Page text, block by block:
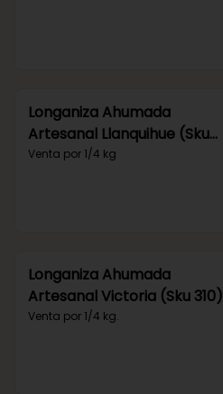
Longaniza Ahumada
Artesanal Llanquihue (Sku
136)
Venta por 1/4 kg
Longaniza Ahumada
Artesanal Victoria (Sku 310)
Venta por 1/4 kg.